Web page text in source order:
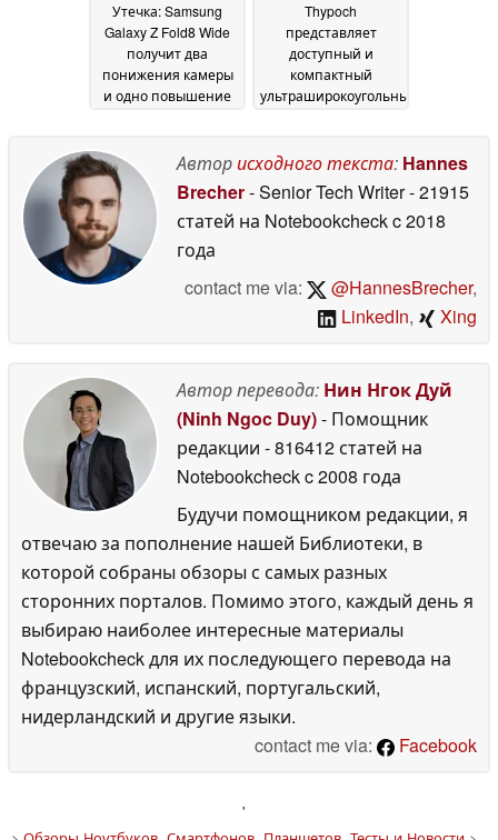
Утечка: Samsung
Galaxy Z Fold8 Wide
получит два
понижения камеры
и одно повышение
Thypoch
представляет
доступный и
компактный
ультраширокоугольный
полнокадровых
Авторисходного текста: Hannes
Brecher- Senior Tech Writer- 21915
статей на Notebookcheckc 2018
года
contact me via:
@HannesBrecher,
LinkedIn, Xing
Автор перевода: Нин Нгок Дуй
(Ninh Ngoc Duy)- Помощник
редакции - 816412 статей на
Notebookcheckc 2008 года
Будучи помощником редакции, я
отвечаю за пополнение нашей Библиотеки, в
которой собраны обзоры с самых разных
сторонних порталов. Помимо этого, каждый день я
выбираю наиболее интересные материалы
Notebookcheck для их последующего перевода на
французский, испанский, португальский,
нидерландский и другие языки.
contact me via:
Facebook
'